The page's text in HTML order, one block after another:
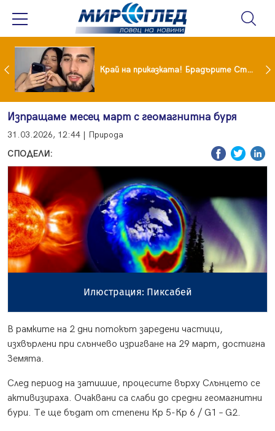
Коцето удари джакпота! Държавата му плаща 95 000 евро Край на приказката! Брадърите Стефан и Сияна се разделиха с гръм и трясък
Изпращаме месец март с геомагнитна буря
31.03.2026, 12:44 | Природа
СПОДЕЛИ:
Илюстрация: Пиксабей
В рамките на 2 дни потокът заредени частици,
изхвърлени при слънчево изригване на 29 март, достигна
Земята.
След период на затишие, процесите върху Слънцето се
активизираха. Очаквани са слаби до средни геомагнитни
бури. Те ще бъдат от степени Кр 5-Кр 6 / G1 – G2.